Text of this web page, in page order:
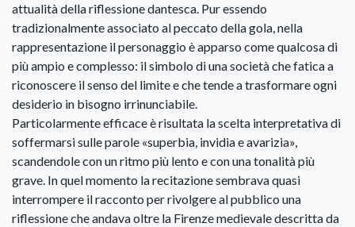
attualità della riflessione dantesca. Pur essendo
tradizionalmente associato al peccato della gola, nella
rappresentazione il personaggio è apparso come qualcosa di
più ampio e complesso: il simbolo di una società che fatica a
riconoscere il senso del limite e che tende a trasformare ogni
desiderio in bisogno irrinunciabile.
Particolarmente efficace è risultata la scelta interpretativa di
soffermarsi sulle parole «superbia, invidia e avarizia»,
scandendole con un ritmo più lento e con una tonalità più
grave. In quel momento la recitazione sembrava quasi
interrompere il racconto per rivolgere al pubblico una
riflessione che andava oltre la Firenze medievale descritta da